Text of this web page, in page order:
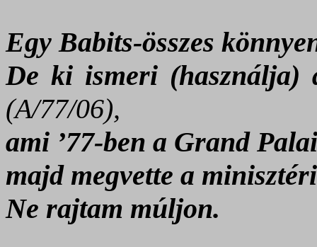
Egy Babits-összes
De ki ismeri
(A/77/06),
ami ’77-ben a Grand
majd megvette a
Ne rajtam múljon.